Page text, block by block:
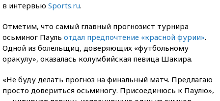
в интервью Sports.ru.
Отметим, что самый главный прогнозист турнира
осьминог Пауль отдал предпочтение «красной фурии».
Одной из болельщиц, доверяющих «футбольному
оракулу», оказалась колумбийская певица Шакира.
«Не буду делать прогноз на финальный матч. Предлагаю
просто довериться осьминогу. Присоединюсь к Паулю»,